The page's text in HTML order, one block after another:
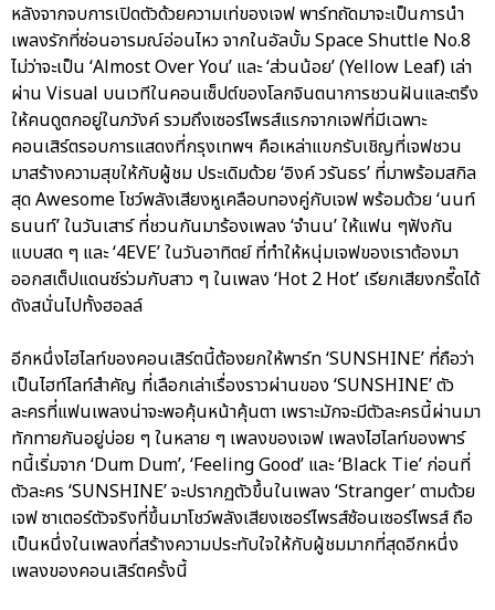
หลังจากจบการเปิดตัวด้วยความเท่ของเจฟ พาร์ทถัดมาจะเป็นการนำ
เพลงรักที่ซ่อนอารมณ์อ่อนไหว จากในอัลบั้ม Space Shuttle No.8
ไม่ว่าจะเป็น ‘Almost Over You’ และ ‘ส่วนน้อย’ (Yellow Leaf) เล่า
ผ่าน Visual บนเวทีในคอนเซ็ปต์ของโลกจินตนาการชวนฝันและตรึง
ให้คนดูตกอยู่ในภวังค์ รวมถึงเซอร์ไพรส์แรกจากเจฟที่มีเฉพาะ
คอนเสิร์ตรอบการแสดงที่กรุงเทพฯ คือเหล่าแขกรับเชิญที่เจฟชวน
มาสร้างความสุขให้กับผู้ชม ประเดิมด้วย ‘อิงค์ วรันธร’ ที่มาพร้อมสกิล
สุด Awesome โชว์พลังเสียงหูเคลือบทองคู่กับเจฟ พร้อมด้วย ‘นนท์
ธนนท์’ ในวันเสาร์ ที่ชวนกันมาร้องเพลง ‘จำนน’ ให้แฟน ๆฟังกัน
แบบสด ๆ และ ‘4EVE’ ในวันอาทิตย์ ที่ทำให้หนุ่มเจฟของเราต้องมา
ออกสเต็ปแดนซ์ร่วมกับสาว ๆ ในเพลง ‘Hot 2 Hot’ เรียกเสียงกรี๊ดได้
ดังสนั่นไปทั้งฮอลล์
อีกหนึ่งไฮไลท์ของคอนเสิร์ตนี้ต้องยกให้พาร์ท ‘SUNSHINE’ ที่ถือว่า
เป็นไฮท์ไลท์สำคัญ ที่เลือกเล่าเรื่องราวผ่านของ ‘SUNSHINE’ ตัว
ละครที่แฟนเพลงน่าจะพอคุ้นหน้าคุ้นตา เพราะมักจะมีตัวละครนี้ผ่านมา
ทักทายกันอยู่บ่อย ๆ ในหลาย ๆ เพลงของเจฟ เพลงไฮไลท์ของพาร์
ทนี้เริ่มจาก ‘Dum Dum’, ‘Feeling Good’ และ ‘Black Tie’ ก่อนที่
ตัวละคร ‘SUNSHINE’ จะปรากฏตัวขึ้นในเพลง ‘Stranger’ ตามด้วย
เจฟ ซาเตอร์ตัวจริงที่ขึ้นมาโชว์พลังเสียงเซอร์ไพรส์ซ้อนเซอร์ไพรส์ ถือ
เป็นหนึ่งในเพลงที่สร้างความประทับใจให้กับผู้ชมมากที่สุดอีกหนึ่ง
เพลงของคอนเสิร์ตครั้งนี้